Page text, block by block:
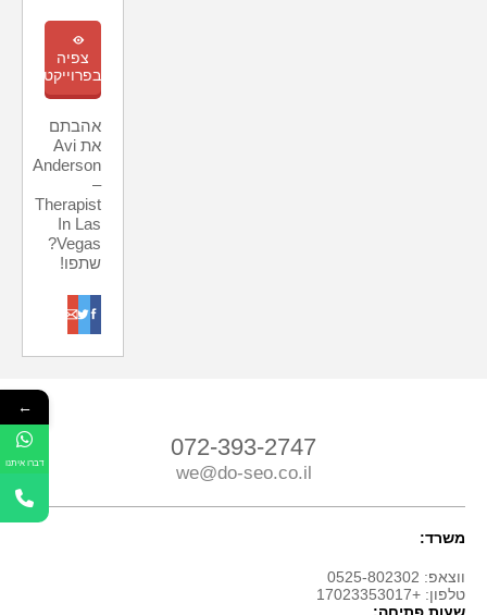
m
צפיה
בפרוייקט
אהבתם
את Avi
Anderson
–
Therapist
In Las
Vegas?
שתפו!
f
t
o
072-393-2747
we@do-seo.co.il
משרד:
ווצאפ: 0525-802302
טלפון: +17023353017
←
דברו איתנו